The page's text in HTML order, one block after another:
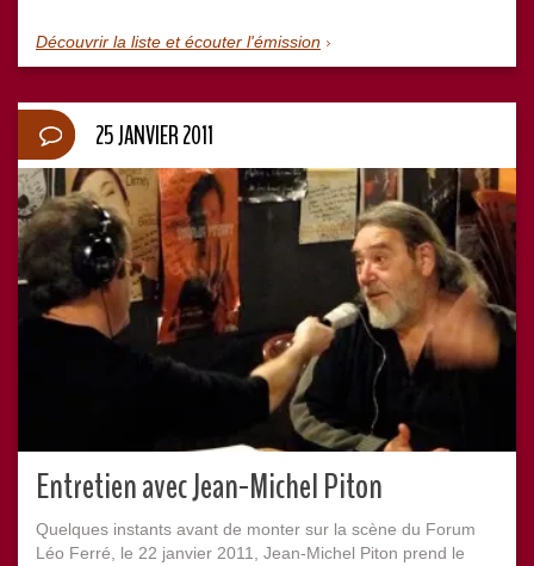
Découvrir la liste et écouter l'émission
Entretien avec Jean-Michel Piton
Quelques instants avant de monter sur la scène du Forum
Léo Ferré, le 22 janvier 2011, Jean-Michel Piton prend le
25 JANVIER 2011